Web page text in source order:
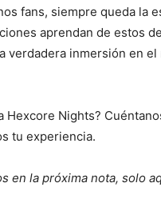
fans, siempre queda la
aprendan de estos
verdadera inmersión en el
Hexcore Nights?
tu experiencia.
en la próxima nota, solo